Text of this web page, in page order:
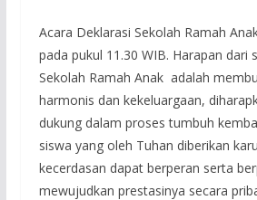
Acara Deklarasi Sekolah Ramah
pada pukul 11.30 WIB. Harapan dari
Sekolah Ramah Anak adalah
harmonis dan kekeluargaan,
dukung dalam proses tumbuh
siswa yang oleh Tuhan diberikan
kecerdasan dapat berperan serta
mewujudkan prestasinya secara